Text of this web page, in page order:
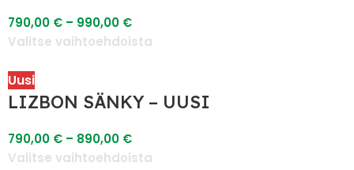
790,00 € – 990,00 €
Valitse vaihtoehdoista
Uusi
LIZBON SÄNKY – UUSI
790,00 € – 890,00 €
Valitse vaihtoehdoista